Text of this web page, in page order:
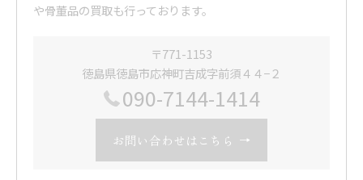
や骨董品の買取も行っております。
〒771-1153
徳島県徳島市応神町吉成字前須４４−２
090-7144-1414
お問い合わせはこちら